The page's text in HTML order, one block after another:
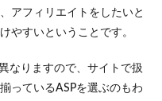
アフィリエイトをしたいと
やすいということです。
なりますので、サイトで扱
っているASPを選ぶのもわ